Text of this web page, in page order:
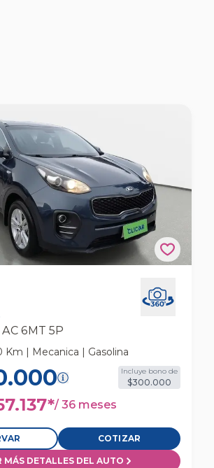
2.0 Lx 2wd Ac 6mt 5p Suv
6MT 5P
Km | Mecanica | Gasolina
Incluye bono de
$300.000
*/ 36 meses
COTIZAR
MÁS DETALLES DEL AUTO